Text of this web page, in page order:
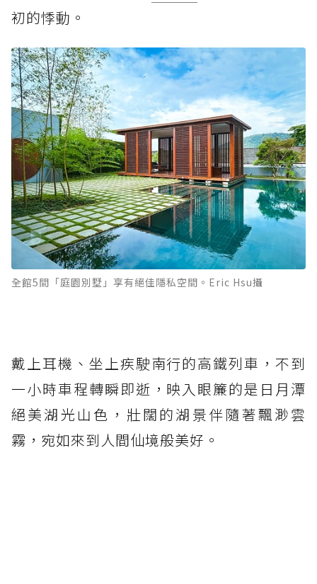
初的悸動。
全館5間「庭園別墅」享有絕佳隱私空間。Eric Hsu攝
戴上耳機、坐上疾駛南行的高鐵列車，不到
一小時車程轉瞬即逝，映入眼簾的是日月潭
絕美湖光山色，壯闊的湖景伴隨著飄渺雲
霧，宛如來到人間仙境般美好。